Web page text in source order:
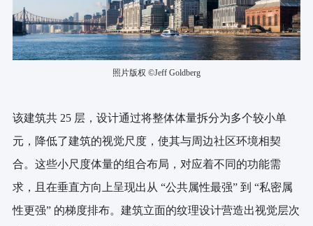
照片版权 ©Jeff Goldberg
该建筑共 25 层，设计通过将整体体量拆分为多个较小单
元，降低了建筑的视觉尺度，使其与周边社区环境相契
合。这些小尺度体量的组合布局，对应着不同的功能需
求，且在垂直方向上呈现出从 “公共属性最强” 到 “私密属
性更强” 的梯度排布。建筑立面的纹理设计营造出视觉层次